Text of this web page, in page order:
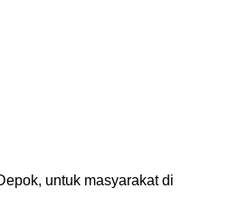
untuk masyarakat di